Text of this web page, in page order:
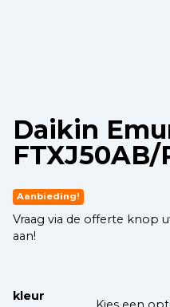
Daikin
FTXJ50AB/
Aanbieding!
Vraag via de offerte knop
aan!
kleur